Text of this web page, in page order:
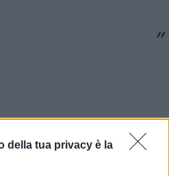
della tua privacy è la
Alleanza Nazionale
, ma
sul piano storico e
di destra deve